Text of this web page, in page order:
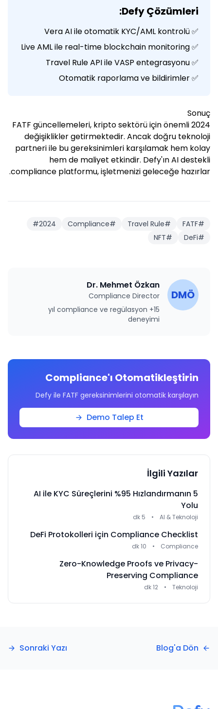
Defy Çözümleri:
✅ Vera AI ile otomatik KYC/AML kontrolü
✅ Live AML ile real-time blockchain monitoring
✅ Travel Rule API ile VASP entegrasyonu
✅ Otomatik raporlama ve bildirimler
Sonuç
2024 FATF güncellemeleri, kripto sektörü için önemli
değişiklikler getirmektedir. Ancak doğru teknoloji
partneri ile bu gereksinimleri karşılamak hem kolay
hem de maliyet etkindir. Defy'ın AI destekli
compliance platformu, işletmenizi geleceğe hazırlar.
#
FATF
#
Travel Rule
#
Compliance
#2024
#
DeFi
#
NFT
DMÖ
Dr. Mehmet Özkan
Compliance Director
15+ yıl compliance ve regülasyon
deneyimi
Compliance'ı Otomatikleştirin
Defy ile FATF gereksinimlerini otomatik karşılayın
Demo Talep Et
İlgili Yazılar
AI ile KYC Süreçlerini %95 Hızlandırmanın 5
Yolu
AI & Teknoloji
•
5 dk
DeFi Protokolleri için Compliance Checklist
Compliance
•
10 dk
Zero-Knowledge Proofs ve Privacy-
Preserving Compliance
Teknoloji
•
12 dk
Blog'a Dön
Sonraki Yazı